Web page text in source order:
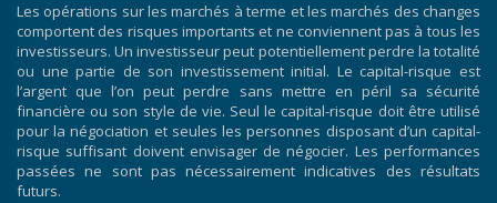
Les opérations sur les marchés à terme et les marchés des changes
comportent des risques importants et ne conviennent pas à tous les
investisseurs. Un investisseur peut potentiellement perdre la totalité
ou une partie de son investissement initial. Le capital-risque est
l’argent que l’on peut perdre sans mettre en péril sa sécurité
financière ou son style de vie. Seul le capital-risque doit être utilisé
pour la négociation et seules les personnes disposant d’un capital-
risque suffisant doivent envisager de négocier. Les performances
passées ne sont pas nécessairement indicatives des résultats
futurs.